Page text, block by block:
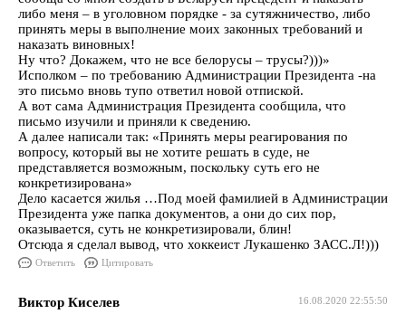
либо меня – в уголовном порядке - за сутяжничество, либо
принять меры в выполнение моих законных требований и
наказать виновных!
Ну что? Докажем, что не все белорусы – трусы?)))»
Исполком – по требованию Администрации Президента -на
это письмо вновь тупо ответил новой отпиской.
А вот сама Администрация Президента сообщила, что
письмо изучили и приняли к сведению.
А далее написали так: «Принять меры реагирования по
вопросу, который вы не хотите решать в суде, не
представляется возможным, поскольку суть его не
конкретизирована»
Дело касается жилья …Под моей фамилией в Администрации
Президента уже папка документов, а они до сих пор,
оказывается, суть не конкретизировали, блин!
Отсюда я сделал вывод, что хоккеист Лукашенко ЗАСС.Л!)))
Ответить Цитировать
16.08.2020 22:55:50
Виктор Киселев